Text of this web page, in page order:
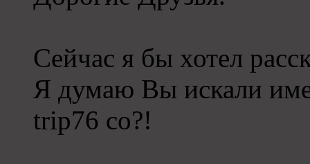
Сейчас я бы хотел
Я думаю Вы искали
trip76 co?!